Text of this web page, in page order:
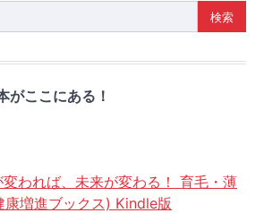
がここにある！
われば、未来が変わる！ 育毛・薄
増進ブックス) Kindle版